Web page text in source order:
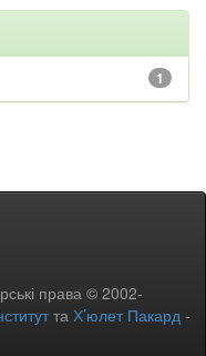
1
права © 2002-
та Х’юлет Пакард -